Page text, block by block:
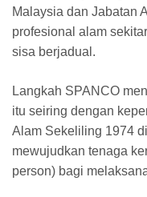
Malaysia dan Jabatan
profesional alam
sisa berjadual.
Langkah SPANCO
itu seiring dengan
Alam Sekeliling 1974
mewujudkan tenaga
person) bagi